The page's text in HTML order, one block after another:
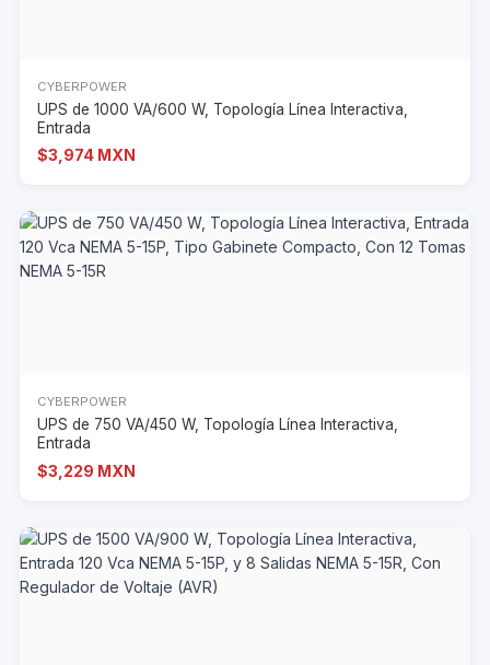
CYBERPOWER
UPS de 1000 VA/600 W, Topología Línea Interactiva,
Entrada
$3,974 MXN
CYBERPOWER
UPS de 750 VA/450 W, Topología Línea Interactiva,
Entrada
$3,229 MXN